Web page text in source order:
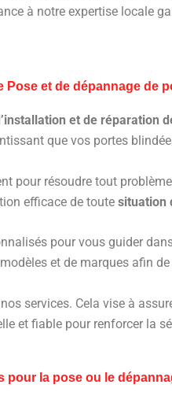
à notre expertise locale
Pose et de dépannage de
et de réparation
que vos portes
pour résoudre tout
efficace de toute situation
pour vous guider
et de marques afin
services. Cela vise à
et fiable pour renforcer la
pour la pose ou le